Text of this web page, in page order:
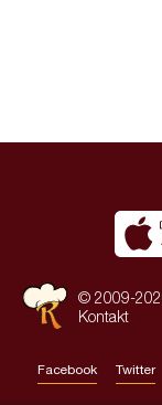
© 2009-
Kontakt
Facebook Twitter